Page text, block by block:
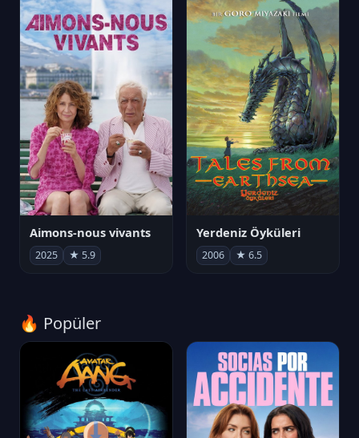
Aimons-nous vivants
2025 ★ 5.9
Yerdeniz Öyküleri
2006 ★ 6.5
🔥 Popüler